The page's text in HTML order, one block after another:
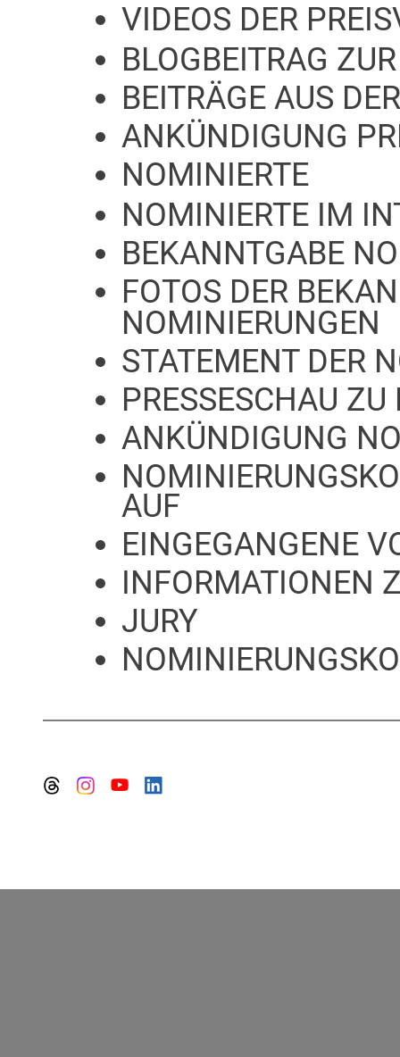
VIDEOS DER
BLOGBEITRAG
BEITRÄGE AUS
ANKÜNDIGUNG
NOMINIERTE
NOMINIERTE IM
BEKANNTGABE
FOTOS DER
NOMINIERUNGEN
STATEMENT DER
PRESSESCHAU
ANKÜNDIGUNG
AUF
EINGEGANGENE
INFORMATIONEN
JURY